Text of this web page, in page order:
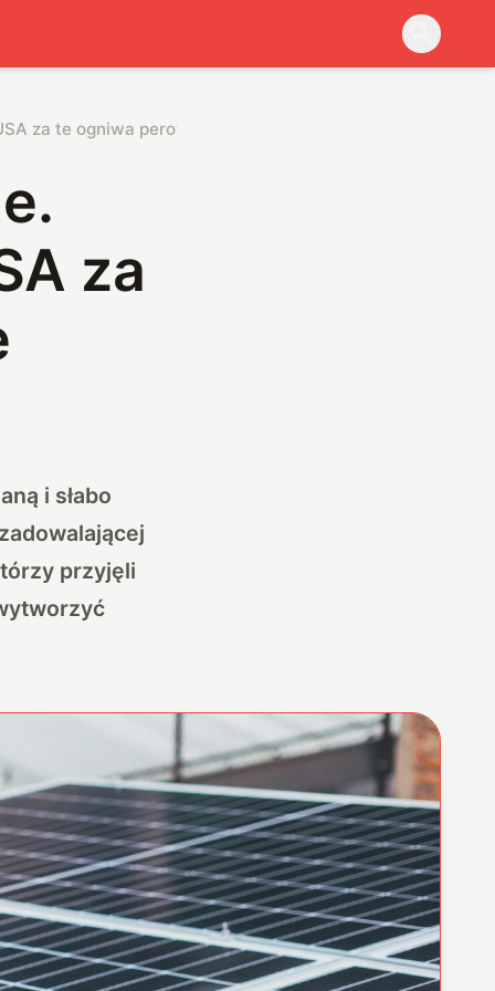
za te ogniwa perowskitowe
za
i słabo
przyjęli